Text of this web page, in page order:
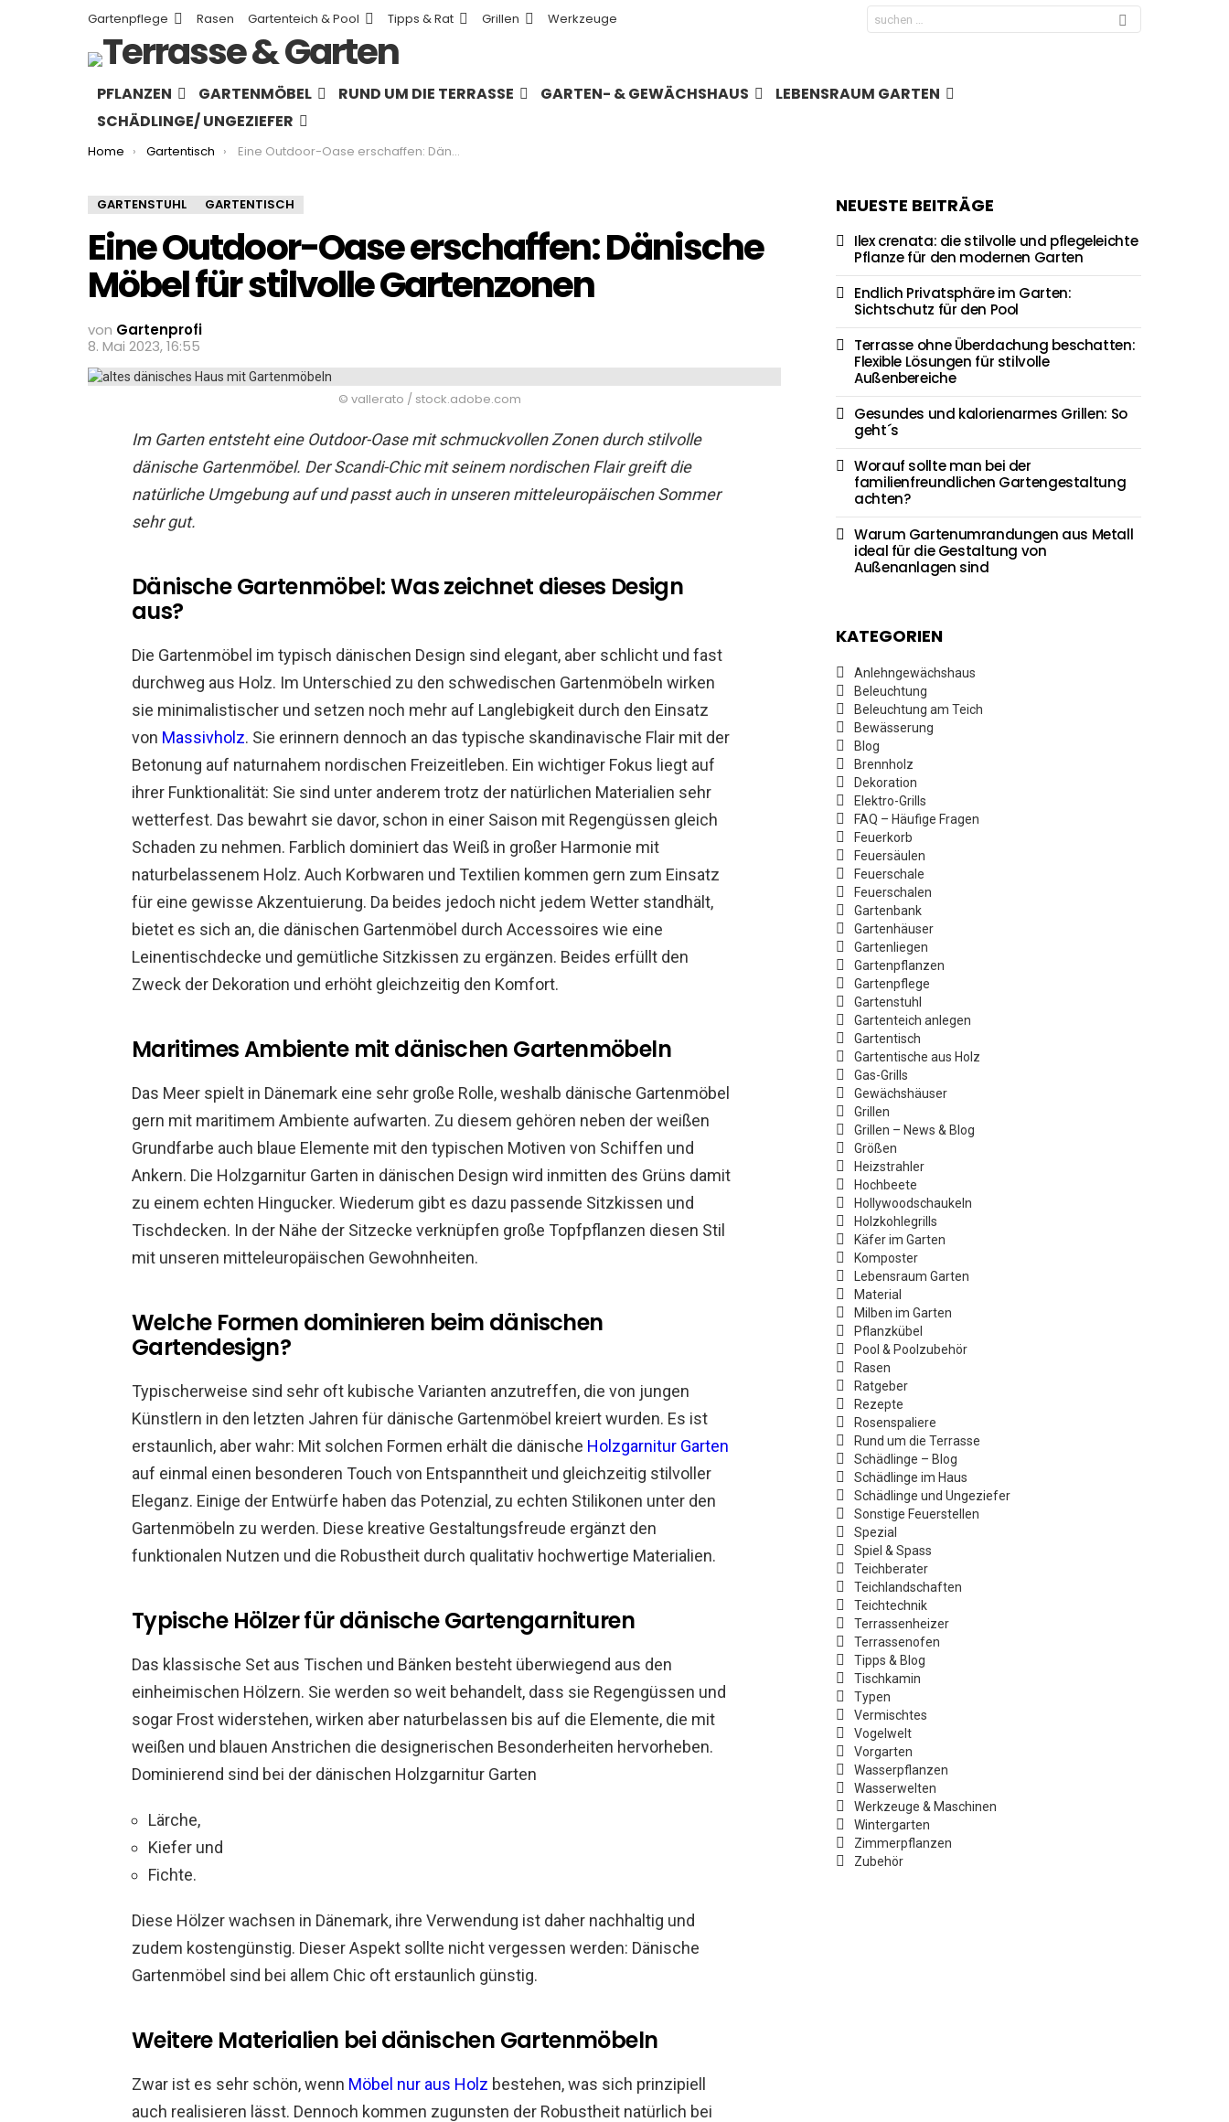
Gartenpflege Rasen Gartenteich & Pool Tipps & Rat Grillen Werkzeuge
Search
for:
PFLANZEN GARTENMÖBEL RUND UM DIE TERRASSE GARTEN- & GEWÄCHSHAUS
LEBENSRAUM GARTEN
SCHÄDLINGE/ UNGEZIEFER
You are here:
Home Gartentisch Eine Outdoor-Oase erschaffen: Dänische Möbel für stilvolle Gartenzonen
GARTENSTUHL GARTENTISCH
Eine Outdoor-Oase erschaffen: Dänische
Möbel für stilvolle Gartenzonen
von Gartenprofi
8. Mai 2023, 16:55
© vallerato / stock.adobe.com
Im Garten entsteht eine Outdoor-Oase mit schmuckvollen Zonen durch stilvolle
dänische Gartenmöbel. Der Scandi-Chic mit seinem nordischen Flair greift die
natürliche Umgebung auf und passt auch in unseren mitteleuropäischen Sommer
sehr gut.
Dänische Gartenmöbel: Was zeichnet dieses Design
aus?
Die Gartenmöbel im typisch dänischen Design sind elegant, aber schlicht und fast
durchweg aus Holz. Im Unterschied zu den schwedischen Gartenmöbeln wirken
sie minimalistischer und setzen noch mehr auf Langlebigkeit durch den Einsatz
von Massivholz. Sie erinnern dennoch an das typische skandinavische Flair mit der
Betonung auf naturnahem nordischen Freizeitleben. Ein wichtiger Fokus liegt auf
ihrer Funktionalität: Sie sind unter anderem trotz der natürlichen Materialien sehr
wetterfest. Das bewahrt sie davor, schon in einer Saison mit Regengüssen gleich
Schaden zu nehmen. Farblich dominiert das Weiß in großer Harmonie mit
naturbelassenem Holz. Auch Korbwaren und Textilien kommen gern zum Einsatz
für eine gewisse Akzentuierung. Da beides jedoch nicht jedem Wetter standhält,
bietet es sich an, die dänischen Gartenmöbel durch Accessoires wie eine
Leinentischdecke und gemütliche Sitzkissen zu ergänzen. Beides erfüllt den
Zweck der Dekoration und erhöht gleichzeitig den Komfort.
Maritimes Ambiente mit dänischen Gartenmöbeln
Das Meer spielt in Dänemark eine sehr große Rolle, weshalb dänische Gartenmöbel
gern mit maritimem Ambiente aufwarten. Zu diesem gehören neben der weißen
Grundfarbe auch blaue Elemente mit den typischen Motiven von Schiffen und
Ankern. Die Holzgarnitur Garten in dänischen Design wird inmitten des Grüns damit
zu einem echten Hingucker. Wiederum gibt es dazu passende Sitzkissen und
Tischdecken. In der Nähe der Sitzecke verknüpfen große Topfpflanzen diesen Stil
mit unseren mitteleuropäischen Gewohnheiten.
Welche Formen dominieren beim dänischen
Gartendesign?
Typischerweise sind sehr oft kubische Varianten anzutreffen, die von jungen
Künstlern in den letzten Jahren für dänische Gartenmöbel kreiert wurden. Es ist
erstaunlich, aber wahr: Mit solchen Formen erhält die dänische Holzgarnitur Garten
auf einmal einen besonderen Touch von Entspanntheit und gleichzeitig stilvoller
Eleganz. Einige der Entwürfe haben das Potenzial, zu echten Stilikonen unter den
Gartenmöbeln zu werden. Diese kreative Gestaltungsfreude ergänzt den
funktionalen Nutzen und die Robustheit durch qualitativ hochwertige Materialien.
Typische Hölzer für dänische Gartengarnituren
Das klassische Set aus Tischen und Bänken besteht überwiegend aus den
einheimischen Hölzern. Sie werden so weit behandelt, dass sie Regengüssen und
sogar Frost widerstehen, wirken aber naturbelassen bis auf die Elemente, die mit
weißen und blauen Anstrichen die designerischen Besonderheiten hervorheben.
Dominierend sind bei der dänischen Holzgarnitur Garten
Lärche,
Kiefer und
Fichte.
Diese Hölzer wachsen in Dänemark, ihre Verwendung ist daher nachhaltig und
zudem kostengünstig. Dieser Aspekt sollte nicht vergessen werden: Dänische
Gartenmöbel sind bei allem Chic oft erstaunlich günstig.
Weitere Materialien bei dänischen Gartenmöbeln
Zwar ist es sehr schön, wenn Möbel nur aus Holz bestehen, was sich prinzipiell
auch realisieren lässt. Dennoch kommen zugunsten der Robustheit natürlich bei
NEUESTE BEITRÄGE
Ilex crenata: die stilvolle und pflegeleichte
Pflanze für den modernen Garten
Endlich Privatsphäre im Garten:
Sichtschutz für den Pool
Terrasse ohne Überdachung beschatten:
Flexible Lösungen für stilvolle
Außenbereiche
Gesundes und kalorienarmes Grillen: So
geht´s
Worauf sollte man bei der
familienfreundlichen Gartengestaltung
achten?
Warum Gartenumrandungen aus Metall
ideal für die Gestaltung von
Außenanlagen sind
KATEGORIEN
Anlehngewächshaus
Beleuchtung
Beleuchtung am Teich
Bewässerung
Blog
Brennholz
Dekoration
Elektro-Grills
FAQ – Häufige Fragen
Feuerkorb
Feuersäulen
Feuerschale
Feuerschalen
Gartenbank
Gartenhäuser
Gartenliegen
Gartenpflanzen
Gartenpflege
Gartenstuhl
Gartenteich anlegen
Gartentisch
Gartentische aus Holz
Gas-Grills
Gewächshäuser
Grillen
Grillen – News & Blog
Größen
Heizstrahler
Hochbeete
Hollywoodschaukeln
Holzkohlegrills
Käfer im Garten
Komposter
Lebensraum Garten
Material
Milben im Garten
Pflanzkübel
Pool & Poolzubehör
Rasen
Ratgeber
Rezepte
Rosenspaliere
Rund um die Terrasse
Schädlinge – Blog
Schädlinge im Haus
Schädlinge und Ungeziefer
Sonstige Feuerstellen
Spezial
Spiel & Spass
Teichberater
Teichlandschaften
Teichtechnik
Terrassenheizer
Terrassenofen
Tipps & Blog
Tischkamin
Typen
Vermischtes
Vogelwelt
Vorgarten
Wasserpflanzen
Wasserwelten
Werkzeuge & Maschinen
Wintergarten
Zimmerpflanzen
Zubehör